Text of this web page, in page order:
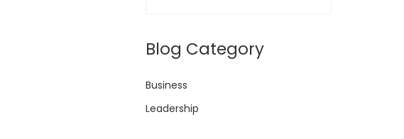
Blog Category
Business
Leadership